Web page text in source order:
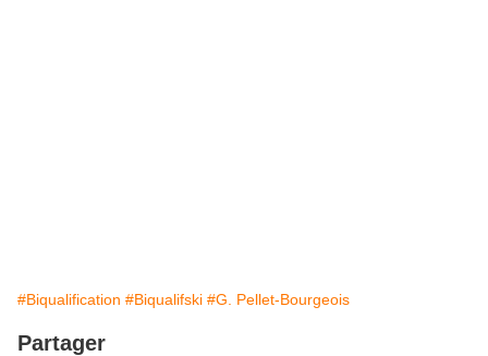
#Biqualification #Biqualifski #G. Pellet-Bourgeois
Partager